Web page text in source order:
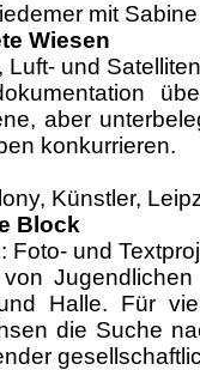
mit
Wiesen
Luft- und
aber
konkurrieren.
Künstler,
Block
Foto- und
Halle. Für
die Suche